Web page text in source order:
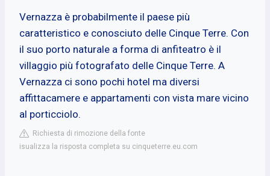
Vernazza è probabilmente il paese più
caratteristico e conosciuto delle Cinque Terre. Con
il suo porto naturale a forma di anfiteatro è il
villaggio più fotografato delle Cinque Terre. A
Vernazza ci sono pochi hotel ma diversi
affittacamere e appartamenti con vista mare vicino
al porticciolo.
Richiesta di rimozione della fonte
isualizza la risposta completa su cinqueterre.eu.com